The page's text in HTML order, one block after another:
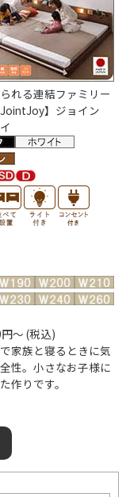
れる連結ファミリー
】ジョイン
～ (税込)
家族と寝るときに気
性。小さなお子様に
作りです。